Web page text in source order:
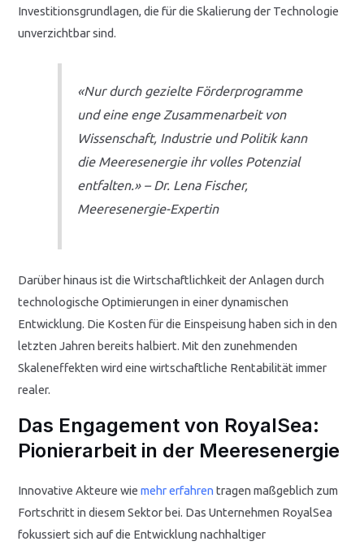
Investitionsgrundlagen, die für die Skalierung der Technologie
unverzichtbar sind.
«Nur durch gezielte Förderprogramme
und eine enge Zusammenarbeit von
Wissenschaft, Industrie und Politik kann
die Meeresenergie ihr volles Potenzial
entfalten.» – Dr. Lena Fischer,
Meeresenergie-Expertin
Darüber hinaus ist die Wirtschaftlichkeit der Anlagen durch
technologische Optimierungen in einer dynamischen
Entwicklung. Die Kosten für die Einspeisung haben sich in den
letzten Jahren bereits halbiert. Mit den zunehmenden
Skaleneffekten wird eine wirtschaftliche Rentabilität immer
realer.
Das Engagement von RoyalSea:
Pionierarbeit in der Meeresenergie
Innovative Akteure wiemehr erfahren tragen maßgeblich zum
Fortschritt in diesem Sektor bei. Das Unternehmen RoyalSea
fokussiert sich auf die Entwicklung nachhaltiger